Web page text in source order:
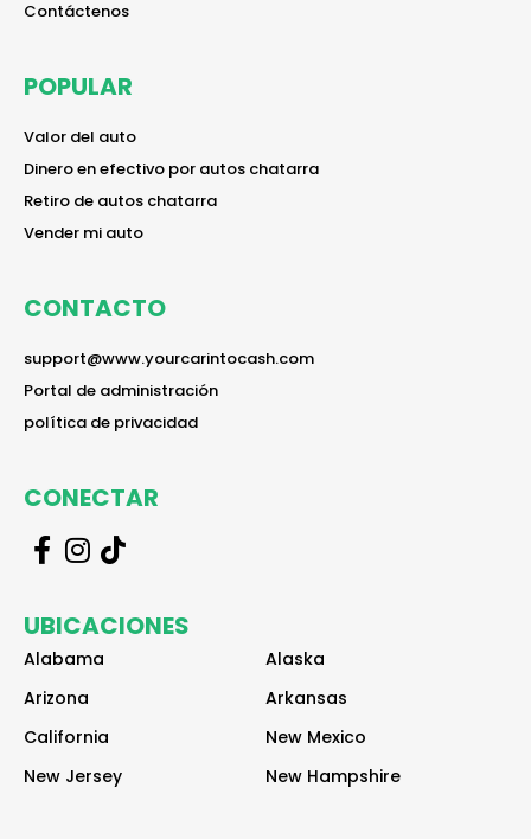
Contáctenos
reader
POPULAR
Valor del auto
reader
Dinero en efectivo por autos chatarra
reader
Retiro de autos chatarra
reader
Vender mi auto
reader
CONTACTO
support@www.yourcarintocash.com
reader
Portal de administración
reader
política de privacidad
reader
CONECTAR
d
e
d
e
d
e
UBICACIONES
Alabama
Alaska
Arizona
Arkansas
California
New Mexico
New Jersey
New Hampshire